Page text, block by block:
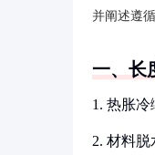
并阐述遵
一、长
1. 热胀
2. 材料